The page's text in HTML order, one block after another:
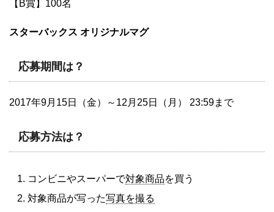
【B賞】100名
スターバックス オリジナルマグ
応募期間は？
2017年9月15日（金）～12月25日（月） 23:59まで
応募方法は？
コンビニやスーパーで対象商品を買う
対象商品が写った写真を撮る